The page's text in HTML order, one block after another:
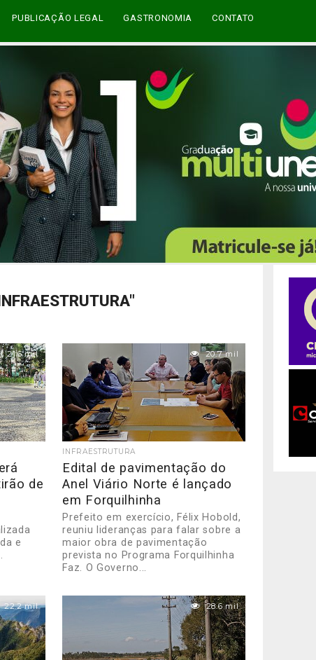
PUBLICAÇÃO LEGAL GASTRONOMIA CONTATO
21.6 mil
de
e
20.7 mil
INFRAESTRUTURA
Edital de pavimentação do
Anel Viário Norte é lançado
em Forquilhinha
Prefeito em exercício, Félix Hobold,
reuniu lideranças para falar sobre a
maior obra de pavimentação
prevista no Programa Forquilhinha
Faz. O Governo...
22.2 mil 28.6 mil